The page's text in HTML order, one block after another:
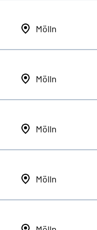
Mölln
Mölln
Mölln
Mölln